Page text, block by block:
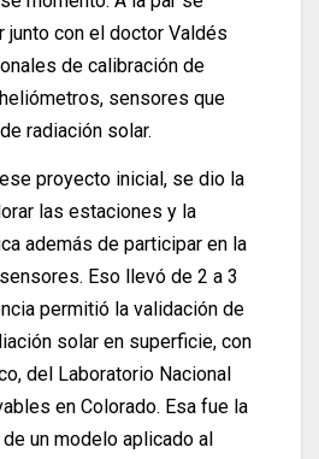
junto con el doctor Valdés
de calibración de
sensores que
radiación solar.
proyecto inicial, se dio la
las estaciones y la
además de participar en la
Eso llevó de 2 a 3
permitió la validación de
solar en superficie, con
del Laboratorio Nacional
en Colorado. Esa fue la
un modelo aplicado al